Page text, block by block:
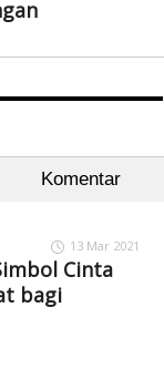
Komentar
13 Mar 2021
Cinta
bagi